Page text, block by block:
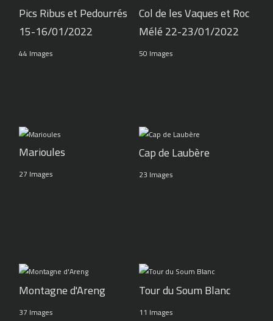
Pics Ribus et Pedourrés
15-16/01/2022
44 Images
Col de les Vaques et Roc
Mélé 22-23/01/2022
50 Images
Marioules
27 Images
Cap de Laubère
23 Images
Montagne d'Areng
37 Images
Tour du Soum Blanc
11 Images